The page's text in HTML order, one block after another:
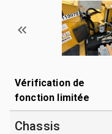
Vérification de
fonction limitée
Chassis